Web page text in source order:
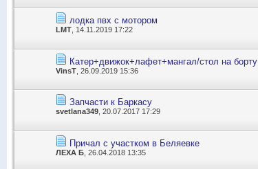
лодка пвх с мотором
LMT , 14.11.2019 17:22
Катер+движок+лафет+мангал/стол на борту
VinsT , 26.09.2019 15:36
Запчасти к Баркасу
svetlana349 , 20.07.2017 17:29
Причал с участком в Беляевке
ЛЕХА Б , 26.04.2018 13:35